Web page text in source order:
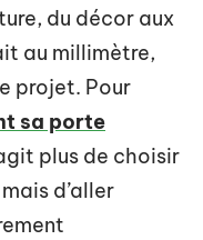
du décor aux
au millimètre,
projet. Pour
sa porte
plus de choisir
d’aller